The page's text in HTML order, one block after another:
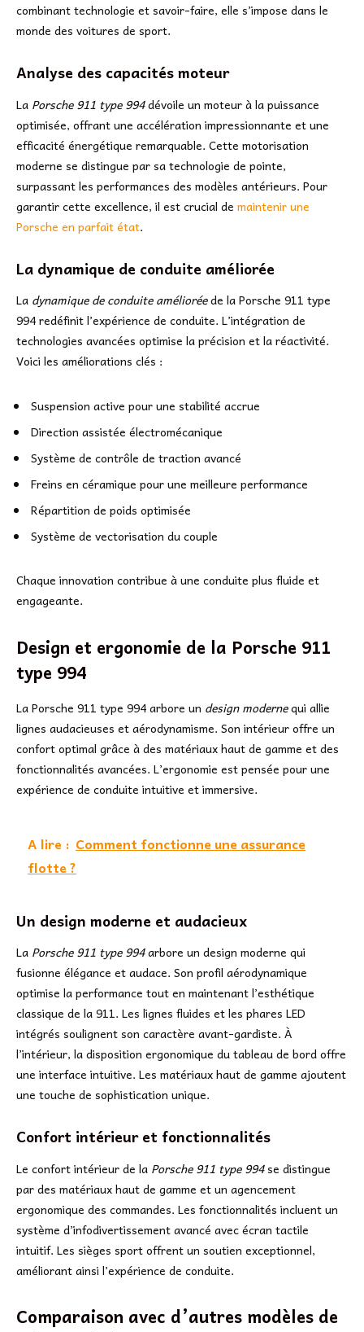
combinant technologie et savoir-faire, elle s’impose dans le
monde des voitures de sport.
Analyse des capacités moteur
La Porsche 911 type 994dévoile un moteur à la puissance
optimisée, offrant une accélération impressionnante et une
efficacité énergétique remarquable. Cette motorisation
moderne se distingue par sa technologie de pointe,
surpassant les performances des modèles antérieurs. Pour
garantir cette excellence, il est crucial de maintenir une
Porsche en parfait état.
La dynamique de conduite améliorée
La dynamique de conduite amélioréede la Porsche 911 type
994 redéfinit l’expérience de conduite. L’intégration de
technologies avancées optimise la précision et la réactivité.
Voici les améliorations clés :
Suspension active pour une stabilité accrue
Direction assistée électromécanique
Système de contrôle de traction avancé
Freins en céramique pour une meilleure performance
Répartition de poids optimisée
Système de vectorisation du couple
Chaque innovation contribue à une conduite plus fluide et
engageante.
Design et ergonomie de la Porsche 911
type 994
La Porsche 911 type 994 arbore un design modernequi allie
lignes audacieuses et aérodynamisme. Son intérieur offre un
confort optimal grâce à des matériaux haut de gamme et des
fonctionnalités avancées. L’ergonomie est pensée pour une
expérience de conduite intuitive et immersive.
A lire : Comment fonctionne une assurance
flotte ?
Un design moderne et audacieux
La Porsche 911 type 994arbore un design moderne qui
fusionne élégance et audace. Son profil aérodynamique
optimise la performance tout en maintenant l’esthétique
classique de la 911. Les lignes fluides et les phares LED
intégrés soulignent son caractère avant-gardiste. À
l’intérieur, la disposition ergonomique du tableau de bord offre
une interface intuitive. Les matériaux haut de gamme ajoutent
une touche de sophistication unique.
Confort intérieur et fonctionnalités
Le confort intérieur de la Porsche 911 type 994se distingue
par des matériaux haut de gamme et un agencement
ergonomique des commandes. Les fonctionnalités incluent un
système d’infodivertissement avancé avec écran tactile
intuitif. Les sièges sport offrent un soutien exceptionnel,
améliorant ainsi l’expérience de conduite.
Comparaison avec d’autres modèles de